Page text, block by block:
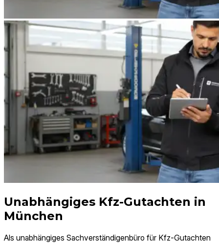
Unabhängiges Kfz-Gutachten in
München
Als unabhängiges Sach­verständigen­büro für Kfz-Gutachten